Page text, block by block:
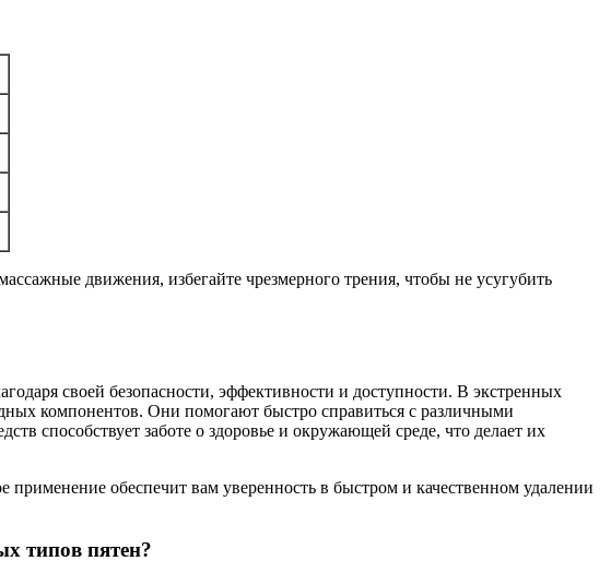
движения, избегайте чрезмерного трения, чтобы не усугубить
своей безопасности, эффективности и доступности. В экстренных
компонентов. Они помогают быстро справиться с различными
способствует заботе о здоровье и окружающей среде, что делает их
обеспечит вам уверенность в быстром и качественном удалении
типов пятен?